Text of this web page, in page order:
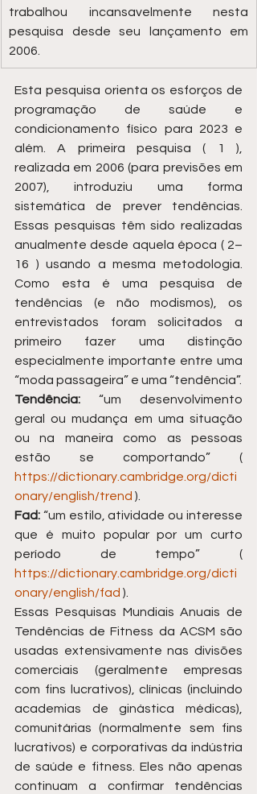
trabalhou incansavelmente nesta
pesquisa desde seu lançamento em
2006.
Esta pesquisa orienta os esforços de
programação de saúde e
condicionamento físico para 2023 e
além. A primeira pesquisa ( 1 ),
realizada em 2006 (para previsões em
2007), introduziu uma forma
sistemática de prever tendências.
Essas pesquisas têm sido realizadas
anualmente desde aquela época ( 2–
16 ) usando a mesma metodologia.
Como esta é uma pesquisa de
tendências (e não modismos), os
entrevistados foram solicitados a
primeiro fazer uma distinção
especialmente importante entre uma
“moda passageira” e uma “tendência”.
Tendência: “um desenvolvimento
geral ou mudança em uma situação
ou na maneira como as pessoas
https://dictionary.cambridge.org/dicti
onary/english/trend ).
Fad: “um estilo, atividade ou interesse
que é muito popular por um curto
https://dictionary.cambridge.org/dicti
onary/english/fad ).
Essas Pesquisas Mundiais Anuais de
Tendências de Fitness da ACSM são
usadas extensivamente nas divisões
comerciais (geralmente empresas
com fins lucrativos), clínicas (incluindo
academias de ginástica médicas),
comunitárias (normalmente sem fins
lucrativos) e corporativas da indústria
de saúde e fitness. Eles não apenas
continuam a confirmar tendências